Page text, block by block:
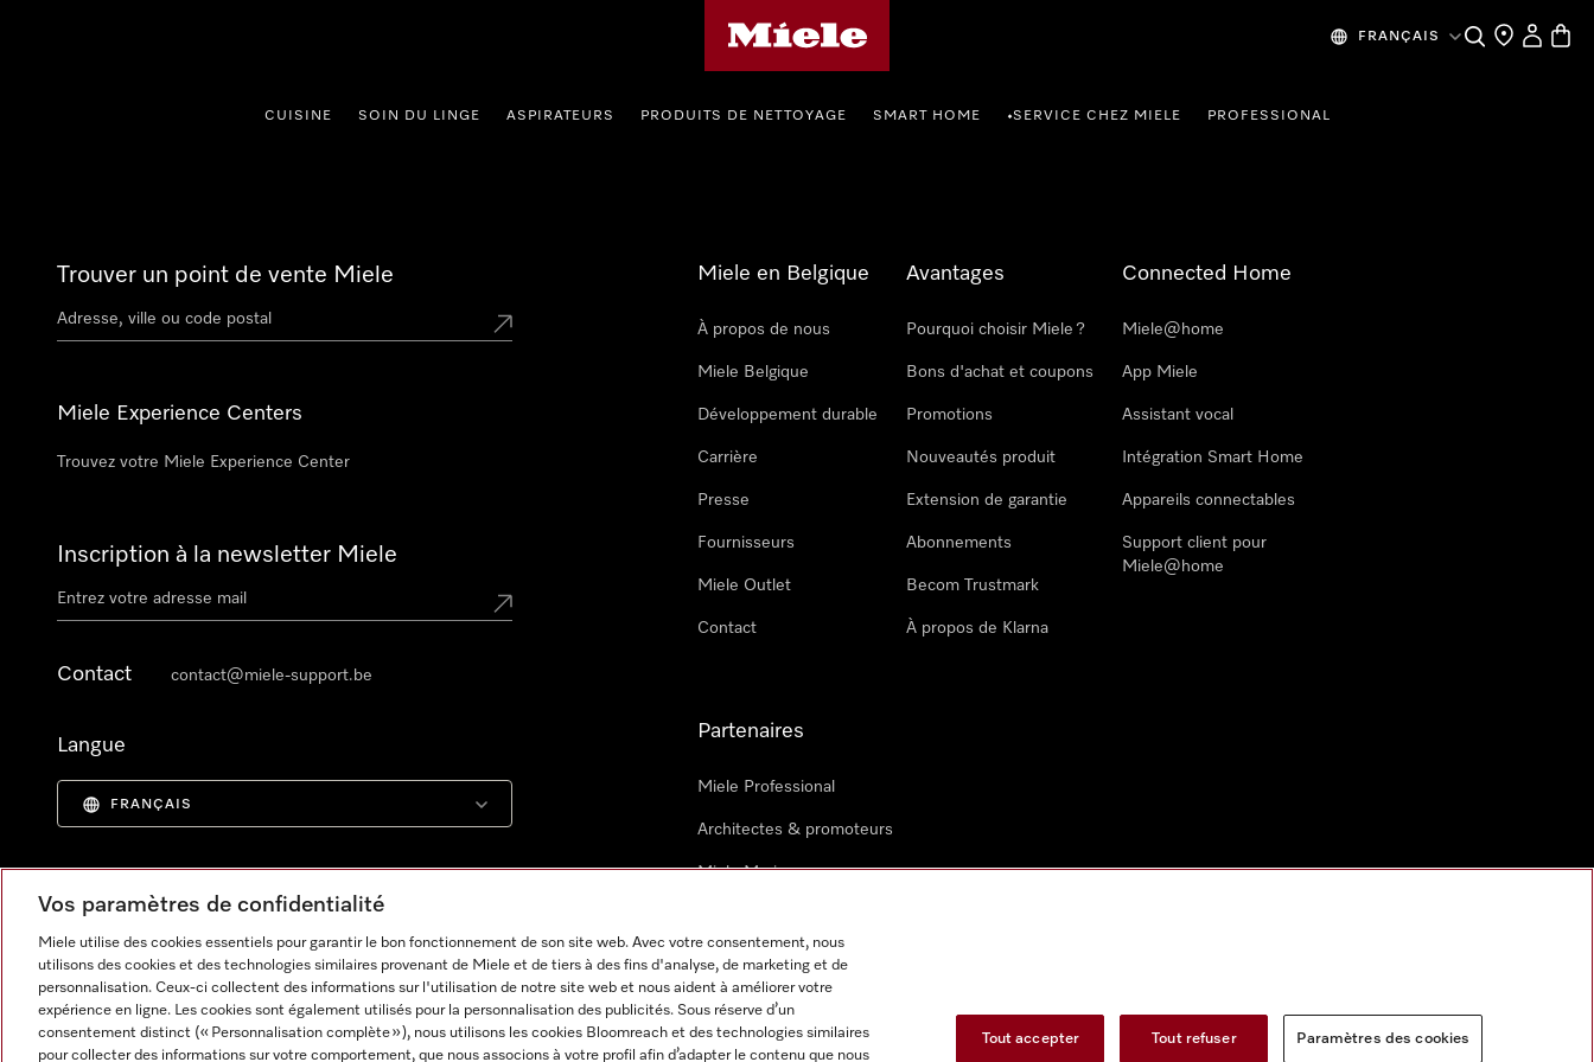
FRANÇAIS SearchFind a store
My
CUISINE SOIN DU LINGE ASPIRATEURS PRODUITS DE NETTOYAGE SMART HOME •SERVICE CHEZ MIELE PROFESSIONAL
Trouver un point de vente Miele
Miele Experience Centers
Trouvez votre Miele Experience Center
Inscription à la newsletter Miele
Contact contact@miele-support.be
Langue
FRANÇAIS
Miele en Belgique
À propos de nous
Miele Belgique
Développement durable
Carrière
Presse
Fournisseurs
Miele Outlet
Contact
Avantages
Pourquoi choisir Miele ?
Bons d'achat et coupons
Promotions
Nouveautés produit
Extension de garantie
Abonnements
Becom Trustmark
À propos de Klarna
Connected Home
Miele@home
App Miele
Assistant vocal
Intégration Smart Home
Appareils connectables
Support client pour
Miele@home
Partenaires
Miele Professional
Architectes & promoteurs
Miele Marine
Vos paramètres de confidentialité
Miele utilise des cookies essentiels pour garantir le bon fonctionnement de son site web. Avec votre consentement, nous
utilisons des cookies et des technologies similaires provenant de Miele et de tiers à des fins d'analyse, de marketing et de
personnalisation. Ceux-ci collectent des informations sur l'utilisation de notre site web et nous aident à améliorer votre
expérience en ligne. Les cookies sont également utilisés pour la personnalisation des publicités. Sous réserve d’un
consentement distinct (« Personnalisation complète »), nous utilisons les cookies Bloomreach et des technologies similaires
pour collecter des informations sur votre comportement, que nous associons à votre profil afin d’adapter le contenu que nous
Tout accepter Tout refuser Paramètres des cookies